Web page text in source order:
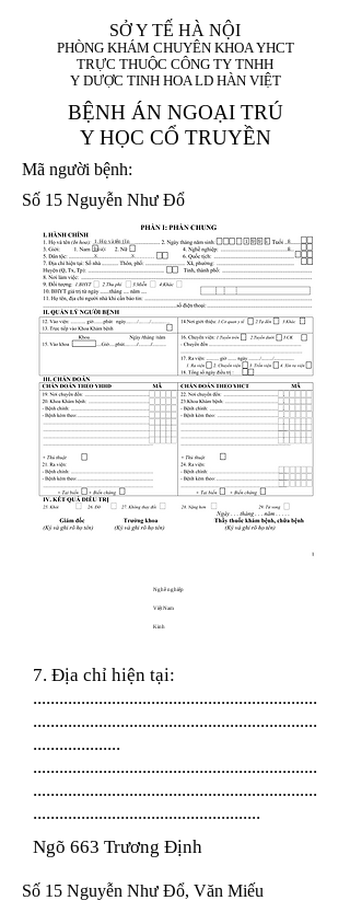
SỞ Y TẾ HÀ NỘI
PHÒNG KHÁM CHUYÊN KHOA YHCT
TRỰC THUỘC CÔNG TY TNHH
Y DƯỢC TINH HOA LD HÀN VIỆT
BỆNH ÁN NGOẠI TRÚ
Y HỌC CỔ TRUYỀN
Mã người bệnh:
Số 15 Nguyễn Như Đổ
1. Họ và tên (In
hoa):
1 9 9 5
8
8
X
X
Nghề nghiệp
Việt Nam
Kinh
7. Địa chỉ hiện tại:
.................................................................
.................................................................
....................
.................................................................
.................................................................
....................................................
Ngõ 663 Trương Định
Số 15 Nguyễn Như Đổ, Văn Miếu